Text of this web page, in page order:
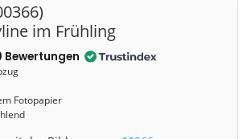
im Frühling
Bewertungen
Fotopapier